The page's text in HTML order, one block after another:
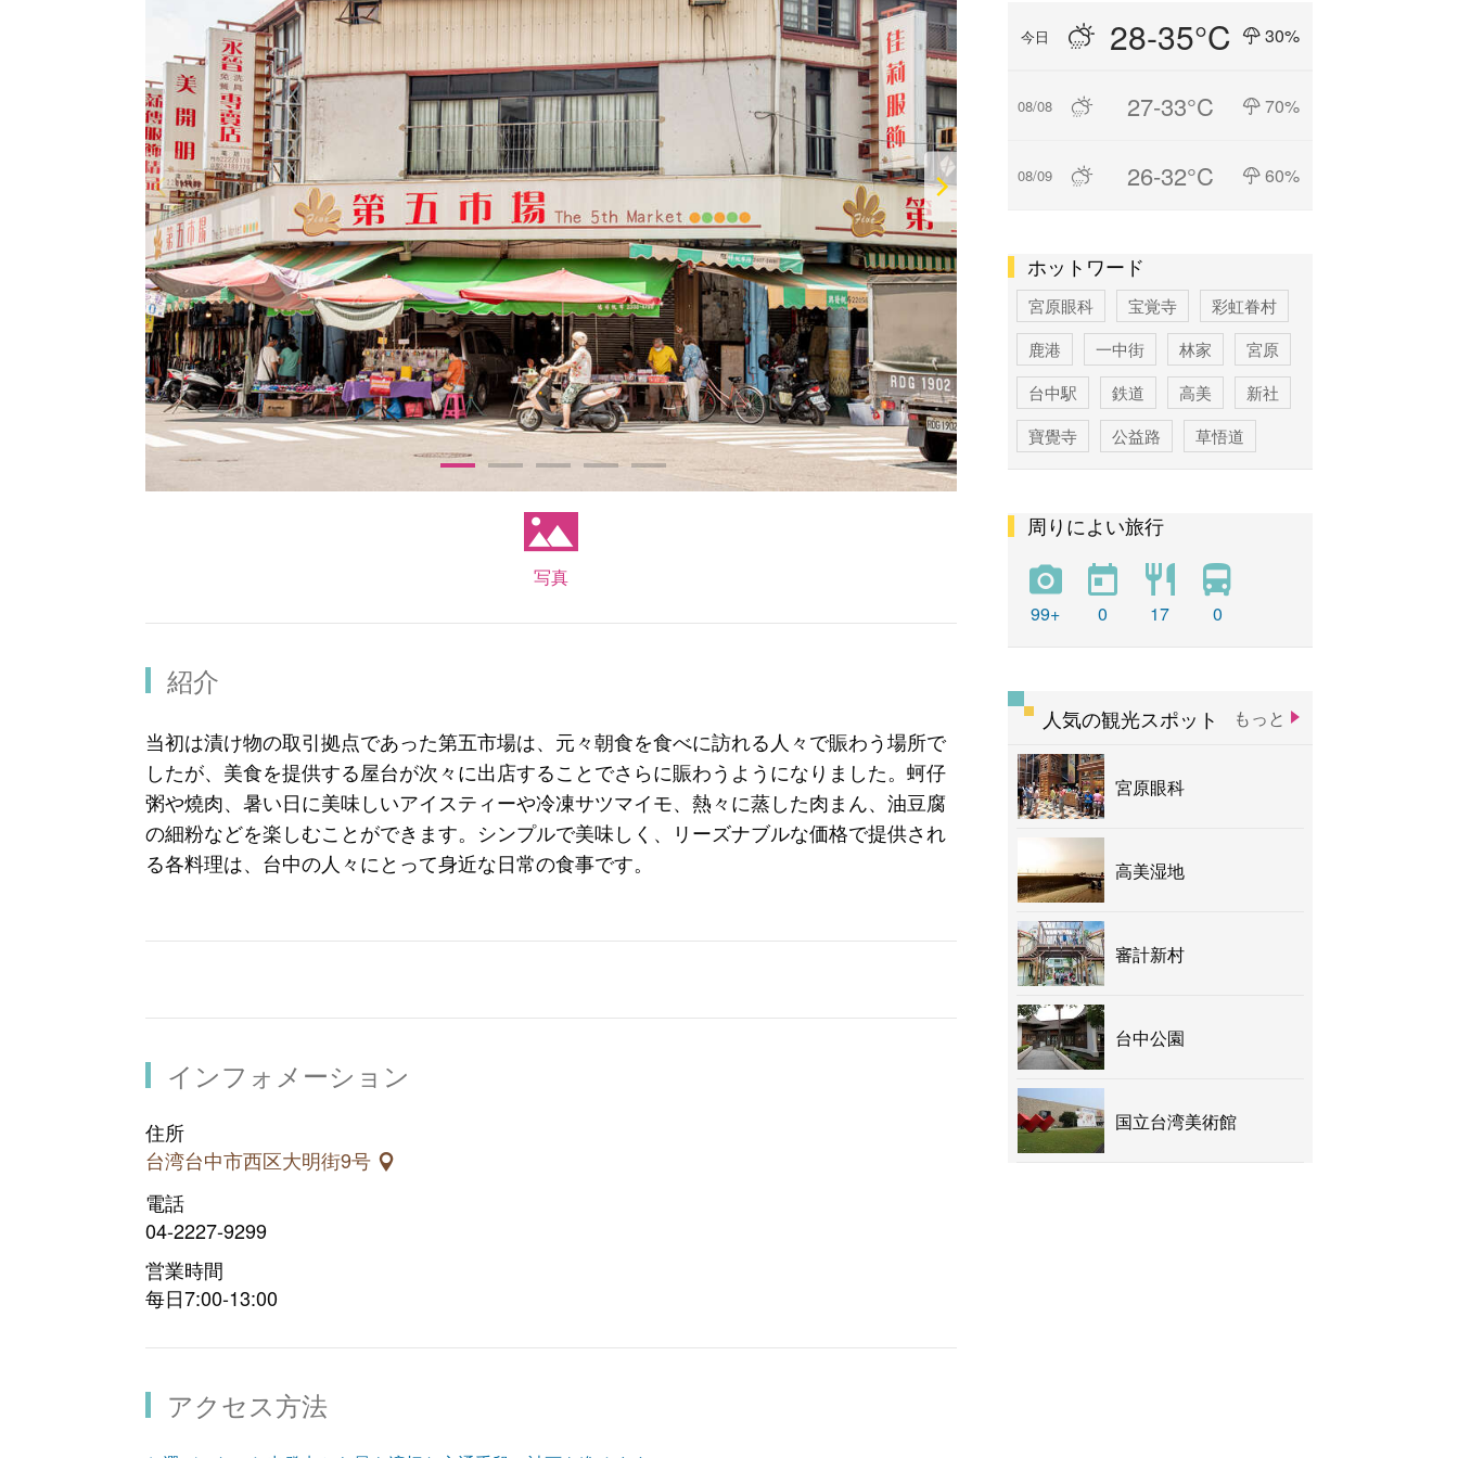
写真
紹介
当初は漬け物の取引拠点であった第五市場は、元々朝食を食べに訪れる人々で賑わう場所で
したが、美食を提供する屋台が次々に出店することでさらに賑わうようになりました。蚵仔
粥や燒肉、暑い日に美味しいアイスティーや冷凍サツマイモ、熱々に蒸した肉まん、油豆腐
の細粉などを楽しむことができます。シンプルで美味しく、リーズナブルな価格で提供され
る各料理は、台中の人々にとって身近な日常の食事です。
インフォメーション
住所
台湾台中市西区大明街9号
電話
04-2227-9299
営業時間
每日7:00-13:00
アクセス方法
今日 28-35°C 30%
08/08 27-33°C 70%
08/09 26-32°C 60%
ホットワード
宮原眼科 宝覚寺
彩虹眷村
鹿港
一中街 林家
宮原
台中駅
鉄道 高美
新社
寶覺寺
公益路
草悟道
彩虹
新社花海
周りによい旅行
99+ 0 17 0
人気の観光スポット もっと
宮原眼科
高美湿地
審計新村
台中公園
国立台湾美術館